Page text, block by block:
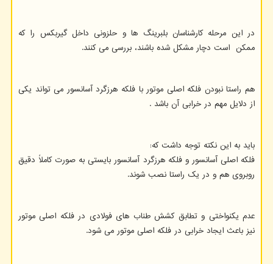
در این مرحله کارشناسان بلبرینگ ها و حلزونی داخل گیربکس را که
ممکن است دچار مشکل شده باشند، بررسی می کنند.
هم راستا نبودن فلکه اصلی موتور با فلکه هرزگرد آسانسور می تواند یکی
از دلایل مهم در خرابی آن باشد .
باید به این نکته توجه داشت که:
فلکه اصلی آسانسور و فلکه هرزگرد آسانسور بایستی به صورت کاملاً دقیق
روبروی هم و در یک راستا نصب شوند.
عدم یکنواختی و تطابق کشش طناب های فولادی در فلکه اصلی موتور
نیز باعث ایجاد خرابی در فلکه اصلی موتور می شود.